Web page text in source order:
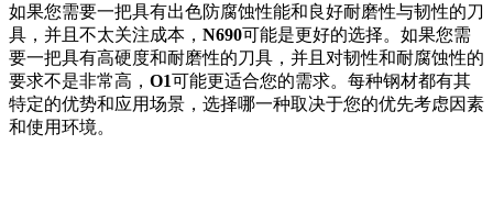
如果您需要一把具有出色防腐蚀性能和良好耐磨性与韧性的刀
具，并且不太关注成本， N690可能是更好的选择。如果您需
要一把具有高硬度和耐磨性的刀具，并且对韧性和耐腐蚀性的
要求不是非常高， O1可能更适合您的需求。每种钢材都有其
特定的优势和应用场景，选择哪一种取决于您的优先考虑因素
和使用环境。